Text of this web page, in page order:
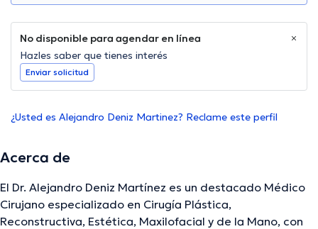
No disponible para agendar en línea
Hazles saber que tienes interés
Enviar solicitud
¿Usted es Alejandro Deniz Martinez? Reclame este perfil
Acerca de
El Dr. Alejandro Deniz Martínez es un destacado Médico
Cirujano especializado en Cirugía Plástica,
Reconstructiva, Estética, Maxilofacial y de la Mano, con